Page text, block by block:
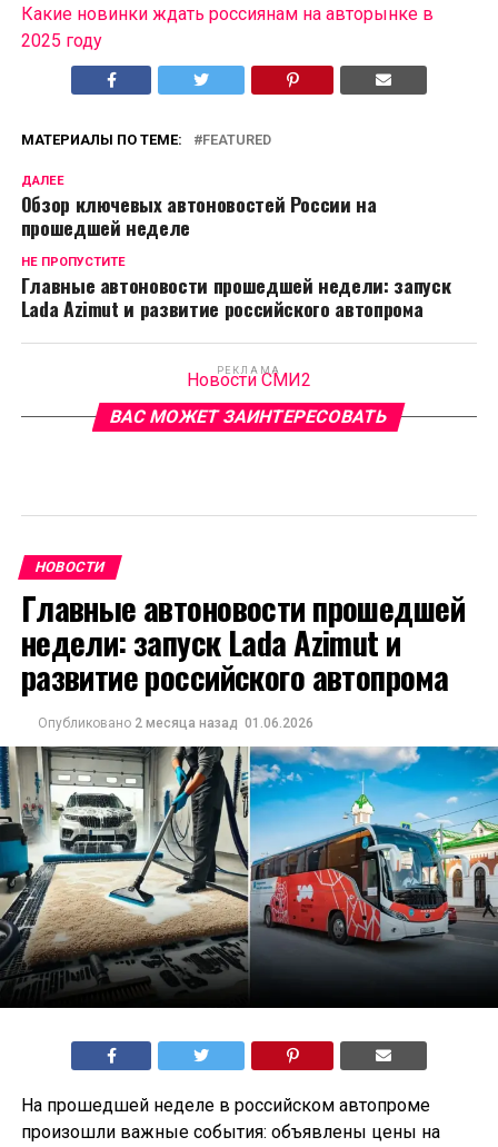
Какие новинки ждать россиянам на авторынке в
2025 году
МАТЕРИАЛЫ ПО ТЕМЕ: FEATURED
ДАЛЕЕ
Обзор ключевых автоновостей России на
прошедшей неделе
НЕ ПРОПУСТИТЕ
Главные автоновости прошедшей недели: запуск
Lada Azimut и развитие российского автопрома
РЕКЛАМА
Новости СМИ2
ВАС МОЖЕТ ЗАИНТЕРЕСОВАТЬ
НОВОСТИ
Главные автоновости прошедшей
недели: запуск Lada Azimut и
развитие российского автопрома
Опубликовано 2 месяца назад 01.06.2026
На прошедшей неделе в российском автопроме
произошли важные события: объявлены цены на